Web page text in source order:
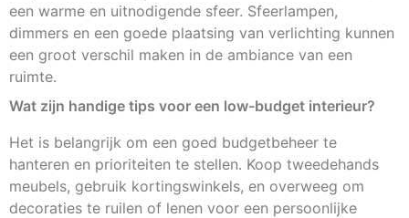
een warme en uitnodigende sfeer. Sfeerlampen,
dimmers en een goede plaatsing van verlichting kunnen
een groot verschil maken in de ambiance van een
ruimte.
Wat zijn handige tips voor een low-budget interieur?
Het is belangrijk om een goed budgetbeheer te
hanteren en prioriteiten te stellen. Koop tweedehands
meubels, gebruik kortingswinkels, en overweeg om
decoraties te ruilen of lenen voor een persoonlijke